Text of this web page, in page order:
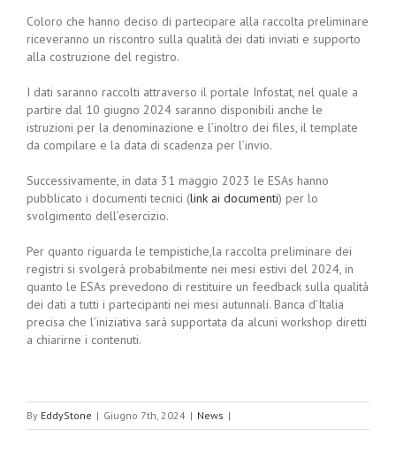
Coloro che hanno deciso di partecipare alla raccolta preliminare
riceveranno un riscontro sulla qualità dei dati inviati e supporto
alla costruzione del registro.
I dati saranno raccolti attraverso il portale Infostat, nel quale a
partire dal 10 giugno 2024 saranno disponibili anche le
istruzioni per la denominazione e l’inoltro dei files, il template
da compilare e la data di scadenza per l’invio.
Successivamente, in data 31 maggio 2023 le ESAs hanno
pubblicato i documenti tecnici (link ai documenti) per lo
svolgimento dell’esercizio.
Per quanto riguarda le tempistiche,la raccolta preliminare dei
registri si svolgerà probabilmente nei mesi estivi del 2024, in
quanto le ESAs prevedono di restituire un feedback sulla qualità
dei dati a tutti i partecipanti nei mesi autunnali. Banca d’Italia
precisa che l’iniziativa sarà supportata da alcuni workshop diretti
a chiarirne i contenuti.
By EddyStone | Giugno 7th, 2024 | News |